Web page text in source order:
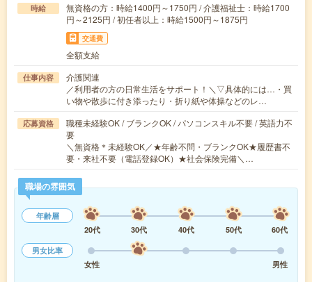
時給
無資格の方：時給1400円～1750円 / 介護福祉士：時給1700
円～2125円 / 初任者以上：時給1500円～1875円
交通費
全額支給
仕事内容
介護関連
／利用者の方の日常生活をサポート！＼▽具体的には…・買
い物や散歩に付き添ったり・折り紙や体操などのレ…
応募資格
職種未経験OK / ブランクOK / パソコンスキル不要 / 英語力不
要
＼無資格＊未経験OK／★年齢不問・ブランクOK★履歴書不
要・来社不要（電話登録OK）★社会保険完備＼…
職場の雰囲気
年齢層
20代
30代 40代 50代
60代
男女比率
女性
男性